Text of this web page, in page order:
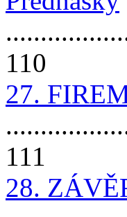
110
27.
111
28.